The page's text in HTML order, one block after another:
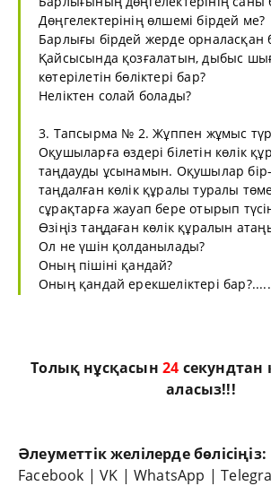
Дөңгелектерінің өлшемі бірдей ме?
Барлығы бірдей жерде орналасқан
Қайсысында қозғалатын, дыбыс
көтерілетін бөліктері бар?
Неліктен солай болады?
3. Тапсырма № 2. Жұппен жұмыс
Оқушыларға өздері білетін көлік
таңдауды ұсынамын. Оқушылар бір-
таңдалған көлік құралы туралы
сұрақтарға жауап бере отырып
Өзіңіз таңдаған көлік құралын
Ол не үшін қолданылады?
Оның пішіні қандай?
Оның қандай ерекшеліктері
Толық нұсқасын24 секундтан
аласыз!!!
Әлеуметтік желілерде бөлісіңіз:
Facebook |VK |WhatsApp |